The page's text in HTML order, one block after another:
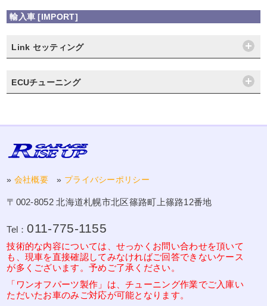
輸入車 [IMPORT]
Link セッティング
ECUチューニング
» 会社概要 » プライバシーポリシー
〒002-8052 北海道札幌市北区篠路町上篠路12番地
Tel：011-775-1155
技術的な内容については、せっかくお問い合わせを頂いて
も、現車を直接確認してみなければご回答できないケース
が多くございます。予めご了承ください。
「ワンオフパーツ製作」は、チューニング作業でご入庫い
ただいたお車のみご対応が可能となります。